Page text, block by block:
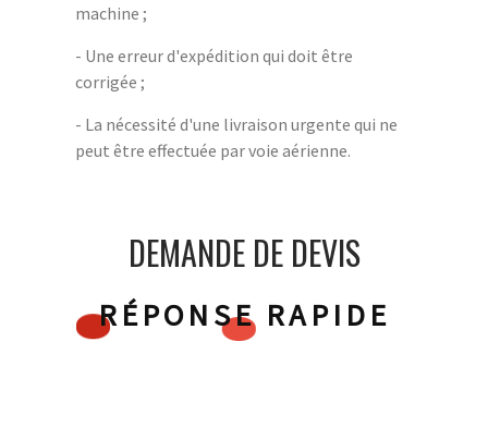
machine ;
- Une erreur d'expédition qui doit être
corrigée ;
- La nécessité d'une livraison urgente qui ne
peut être effectuée par voie aérienne.
DEMANDE DE DEVIS
RÉPONSE RAPIDE